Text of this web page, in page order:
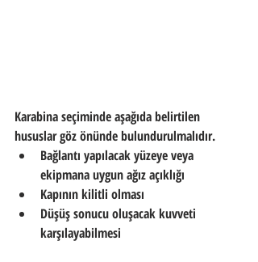
Karabina seçiminde aşağıda belirtilen
hususlar göz önünde bulundurulmalıdır.
Bağlantı yapılacak yüzeye veya
ekipmana uygun ağız açıklığı
Kapının kilitli olması
Düşüş sonucu oluşacak kuvveti
karşılayabilmesi